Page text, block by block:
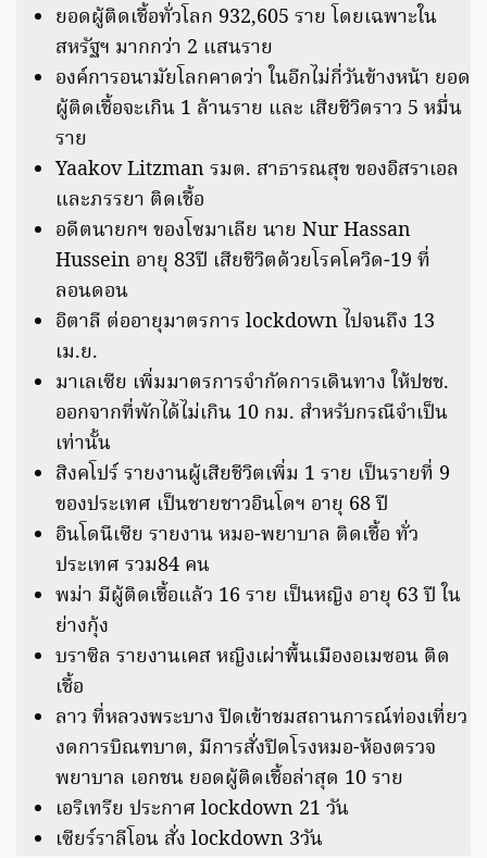
ยอดผู้ติดเชื้อทั่วโลก 932,605 ราย โดยเฉพาะใน
สหรัฐฯ มากกว่า 2 แสนราย
องค์การอนามัยโลกคาดว่า ในอีกไม่กี่วันข้างหน้า ยอด
ผู้ติดเชื้อจะเกิน 1 ล้านราย และ เสียชีวิตราว 5 หมื่น
ราย
Yaakov Litzman รมต. สาธารณสุข ของอิสราเอล
และภรรยา ติดเชื้อ
อดีตนายกฯ ของโซมาเลีย นาย Nur Hassan
Hussein อายุ 83ปี เสียชีวิตด้วยโรคโควิด-19 ที่
ลอนดอน
อิตาลี ต่ออายุมาตรการ lockdown ไปจนถึง 13
เม.ย.
มาเลเซีย เพิ่มมาตรการจำกัดการเดินทาง ให้ปชช.
ออกจากที่พักได้ไม่เกิน 10 กม. สำหรับกรณีจำเป็น
เท่านั้น
สิงคโปร์ รายงานผู้เสียชีวิตเพิ่ม 1 ราย เป็นรายที่ 9
ของประเทศ เป็นชายชาวอินโดฯ อายุ 68 ปี
อินโดนีเซีย รายงาน หมอ-พยาบาล ติดเชื้อ ทั่ว
ประเทศ รวม84 คน
พม่า มีผู้ติดเชื้อแล้ว 16 ราย เป็นหญิง อายุ 63 ปี ใน
ย่างกุ้ง
บราซิล รายงานเคส หญิงเผ่าพื้นเมืองอเมซอน ติด
เชื้อ
ลาว ที่หลวงพระบาง ปิดเข้าชมสถานการณ์ท่องเที่ยว
งดการบิณฑบาต, มีการสั่งปิดโรงหมอ-ห้องตรวจ
พยาบาล เอกชน ยอดผู้ติดเชื้อล่าสุด 10 ราย
เอริเทรีย ประกาศ lockdown 21 วัน
เซียร์ราลีโอน สั่ง lockdown 3วัน